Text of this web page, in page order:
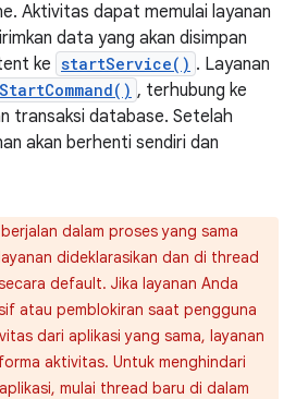
Aktivitas dapat memulai layanan
data yang akan disimpan
ke startService() . Layanan
, terhubung ke
transaksi database. Setelah
akan berhenti sendiri dan
dalam proses yang sama
dideklarasikan dan di thread
default. Jika layanan Anda
atau pemblokiran saat pengguna
dari aplikasi yang sama, layanan
aktivitas. Untuk menghindari
mulai thread baru di dalam